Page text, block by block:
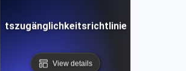
(WCAG)
View details